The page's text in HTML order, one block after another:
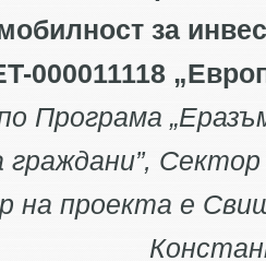
за
000011118
Програма
, Сектор
на проекта е